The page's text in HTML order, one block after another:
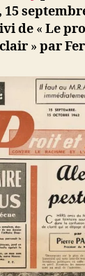
15
de « Le
» par